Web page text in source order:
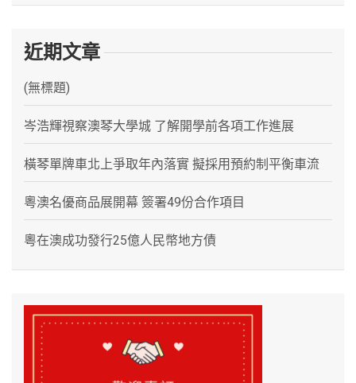
近期文章
(無標題)
岑浩輝視察澳琴大學城 了解開學前各項工作進展
橫琴單牌車北上爭取年內落實 擬採用預約制平衡車流
粵澳名優商品展開幕 簽署49份合作項目
粵在澳成功發行25億人民幣地方債